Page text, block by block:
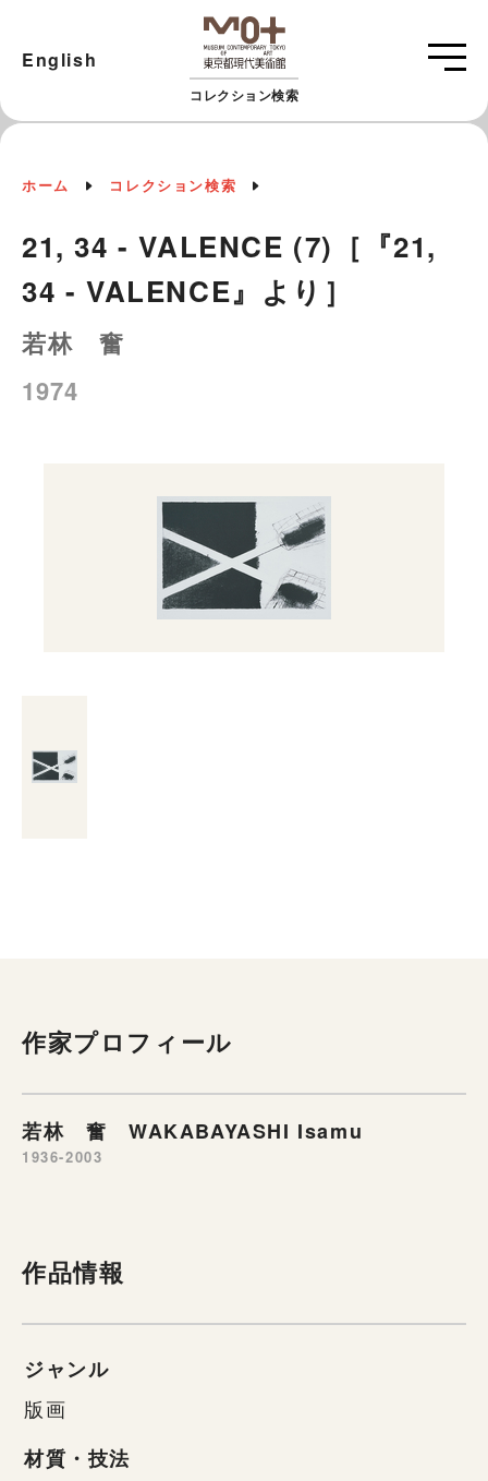
コレクション検索
English
ホーム コレクション検索
21, 34 - VALENCE (7)［『21,
34 - VALENCE』より］
若林 奮
1974
作家プロフィール
若林 奮 WAKABAYASHI Isamu
1936-2003
作品情報
ジャンル
版画
材質・技法